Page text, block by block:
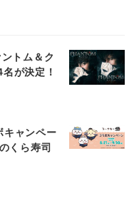
トム＆ク
が決定！
キャンペー
くら寿司